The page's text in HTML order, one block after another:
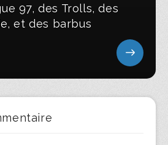
97, des Trolls, des
et des barbus